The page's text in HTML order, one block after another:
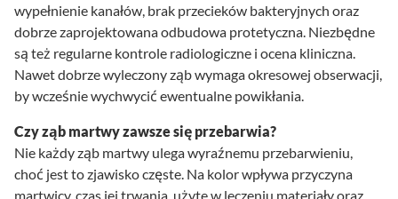
wypełnienie kanałów, brak przecieków bakteryjnych oraz
dobrze zaprojektowana odbudowa protetyczna. Niezbędne
są też regularne kontrole radiologiczne i ocena kliniczna.
Nawet dobrze wyleczony ząb wymaga okresowej obserwacji,
by wcześnie wychwycić ewentualne powikłania.
Czy ząb martwy zawsze się przebarwia?
Nie każdy ząb martwy ulega wyraźnemu przebarwieniu,
choć jest to zjawisko częste. Na kolor wpływa przyczyna
martwicy, czas jej trwania, użyte w leczeniu materiały oraz